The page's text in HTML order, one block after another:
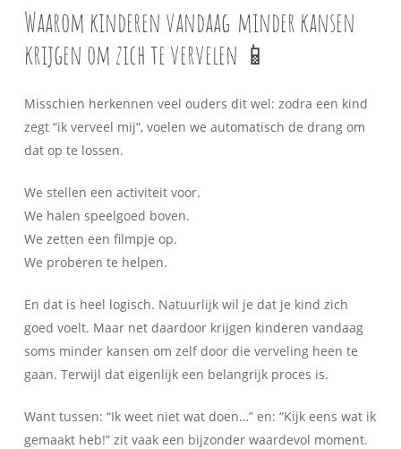
Waarom kinderen vandaag minder kansen
krijgen om zich te vervelen 📱
Misschien herkennen veel ouders dit wel: zodra een kind
zegt “ik verveel mij”, voelen we automatisch de drang om
dat op te lossen.
We stellen een activiteit voor.
We halen speelgoed boven.
We zetten een filmpje op.
We proberen te helpen.
En dat is heel logisch. Natuurlijk wil je dat je kind zich
goed voelt. Maar net daardoor krijgen kinderen vandaag
soms minder kansen om zelf door die verveling heen te
gaan. Terwijl dat eigenlijk een belangrijk proces is.
Want tussen: “Ik weet niet wat doen…” en: “Kijk eens wat ik
gemaakt heb!” zit vaak een bijzonder waardevol moment.